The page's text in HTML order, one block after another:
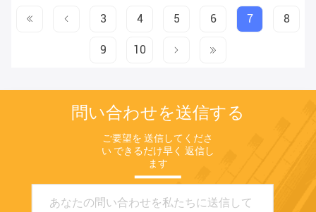
3 4 5 6 7 8
9 10
問い合わせを送信する
ご要望を 送信してくださ
い できるだけ早く 返信し
ます